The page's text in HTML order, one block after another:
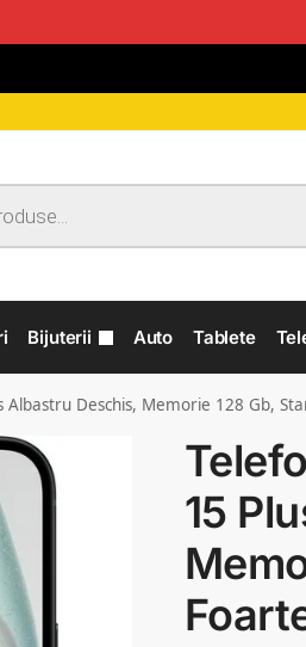
Bijuterii Auto Tablete
Deschis, Memorie 128 Gb,
15